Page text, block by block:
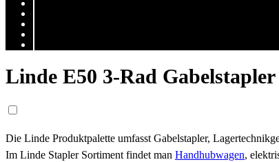
Linde E50 3-Rad
Die Linde Produktpalette umfasst Gabelstapler,
Im Linde Stapler Sortiment findet man Handhubwagen,